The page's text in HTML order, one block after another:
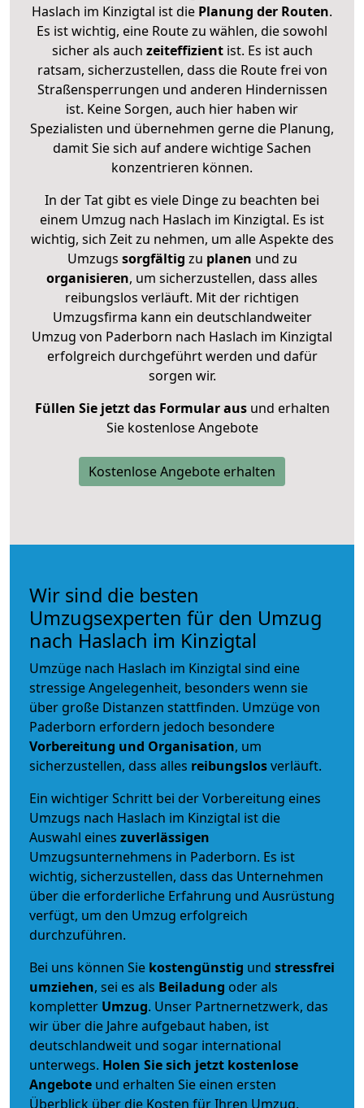
Haslach im Kinzigtal ist die Planung der Routen.
Es ist wichtig, eine Route zu wählen, die sowohl
sicher als auch zeiteffizientist. Es ist auch
ratsam, sicherzustellen, dass die Route frei von
Straßensperrungen und anderen Hindernissen
ist. Keine Sorgen, auch hier haben wir
Spezialisten und übernehmen gerne die Planung,
damit Sie sich auf andere wichtige Sachen
konzentrieren können.
In der Tat gibt es viele Dinge zu beachten bei
einem Umzug nach Haslach im Kinzigtal. Es ist
wichtig, sich Zeit zu nehmen, um alle Aspekte des
Umzugs sorgfältig zu planen und zu
organisieren, um sicherzustellen, dass alles
reibungslos verläuft. Mit der richtigen
Umzugsfirma kann ein deutschlandweiter
Umzug von Paderborn nach Haslach im Kinzigtal
erfolgreich durchgeführt werden und dafür
sorgen wir.
Füllen Sie jetzt das Formular ausund erhalten
Sie kostenlose Angebote
Kostenlose Angebote erhalten
Wir sind die besten
Umzugsexperten für den Umzug
nach Haslach im Kinzigtal
Umzüge nach Haslach im Kinzigtal sind eine
stressige Angelegenheit, besonders wenn sie
über große Distanzen stattfinden. Umzüge von
Paderborn erfordern jedoch besondere
Vorbereitung und Organisation, um
sicherzustellen, dass alles reibungslosverläuft.
Ein wichtiger Schritt bei der Vorbereitung eines
Umzugs nach Haslach im Kinzigtal ist die
Auswahl eines zuverlässigen
Umzugsunternehmens in Paderborn. Es ist
wichtig, sicherzustellen, dass das Unternehmen
über die erforderliche Erfahrung und Ausrüstung
verfügt, um den Umzug erfolgreich
durchzuführen.
Bei uns können Sie kostengünstig und stressfrei
umziehen, sei es als Beiladung oder als
kompletter Umzug. Unser Partnernetzwerk, das
wir über die Jahre aufgebaut haben, ist
deutschlandweit und sogar international
unterwegs. Holen Sie sich jetzt kostenlose
Angebote und erhalten Sie einen ersten
Überblick über die Kosten für Ihren Umzug.